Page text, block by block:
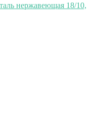
нержавеющая 18/10,